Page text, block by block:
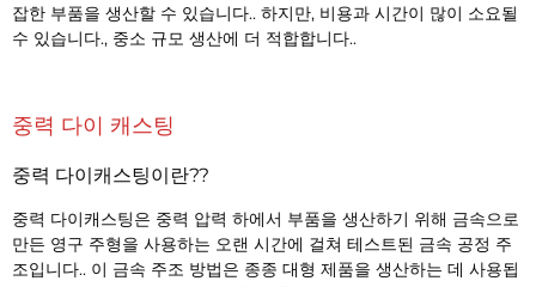
잡한 부품을 생산할 수 있습니다.. 하지만, 비용과 시간이 많이 소요될
수 있습니다., 중소 규모 생산에 더 적합합니다..
중력 다이 캐스팅
중력 다이캐스팅이란??
중력 다이캐스팅은 중력 압력 하에서 부품을 생산하기 위해 금속으로
만든 영구 주형을 사용하는 오랜 시간에 걸쳐 테스트된 금속 공정 주
조입니다.. 이 금속 주조 방법은 종종 대형 제품을 생산하는 데 사용됩